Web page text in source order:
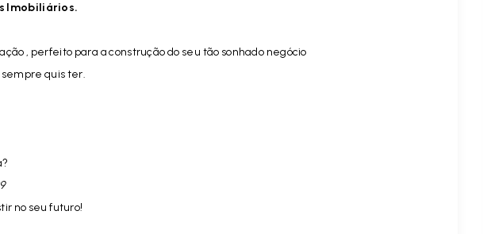
Imobiliários.
, perfeito para a construção do seu tão sonhado negócio
quis ter.
no seu futuro!